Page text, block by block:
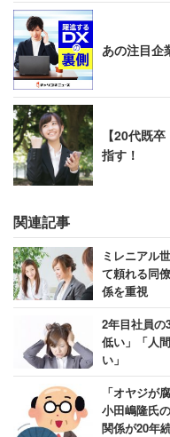
あの注目企
【20代既
指す！
関連記事
ミレニアル
て頼れる同
係を重視
2年目社員
低い」「人
い」
「オヤジが
小田嶋隆氏
関係が20年